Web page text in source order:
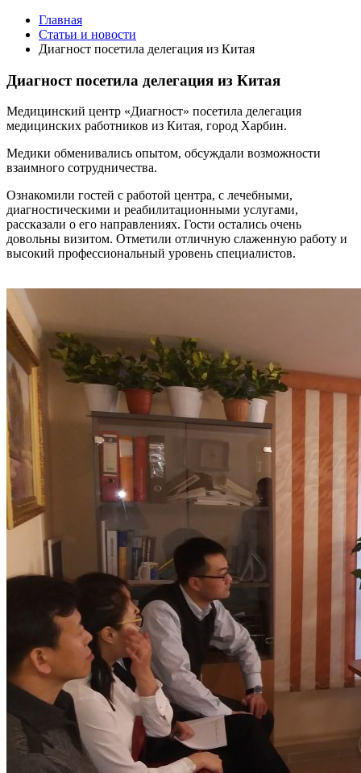
Главная
Статьи и новости
Диагност посетила делегация из Китая
Диагност посетила делегация из Китая
Медицинский центр «Диагност» посетила делегация
медицинских работников из Китая, город Харбин.
Медики обменивались опытом, обсуждали возможности
взаимного сотрудничества.
Ознакомили гостей с работой центра, с лечебными,
диагностическими и реабилитационными услугами,
рассказали о его направлениях. Гости остались очень
довольны визитом. Отметили отличную слаженную работу и
высокий профессиональный уровень специалистов.